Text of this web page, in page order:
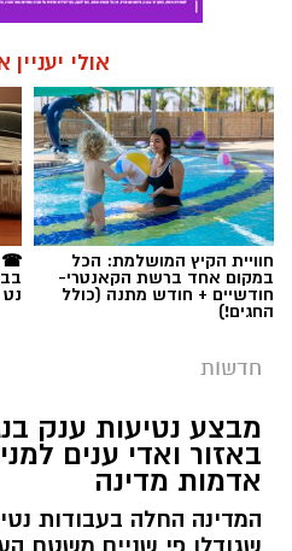
חוויית הקיץ המושלמת: הכל
במקום אחד ברשת הקאנטרי-
חודשיים + חודש מתנה (כולל
החגים!)
☎
נט
חדשות
אדמות מדינה
שגודלו פי שניים משטח
למנוע בנייה בלתי חוקית,
מורשים בנגב. המהלך נועד
המתוכנן להרחבת כביש 6 דרומה.